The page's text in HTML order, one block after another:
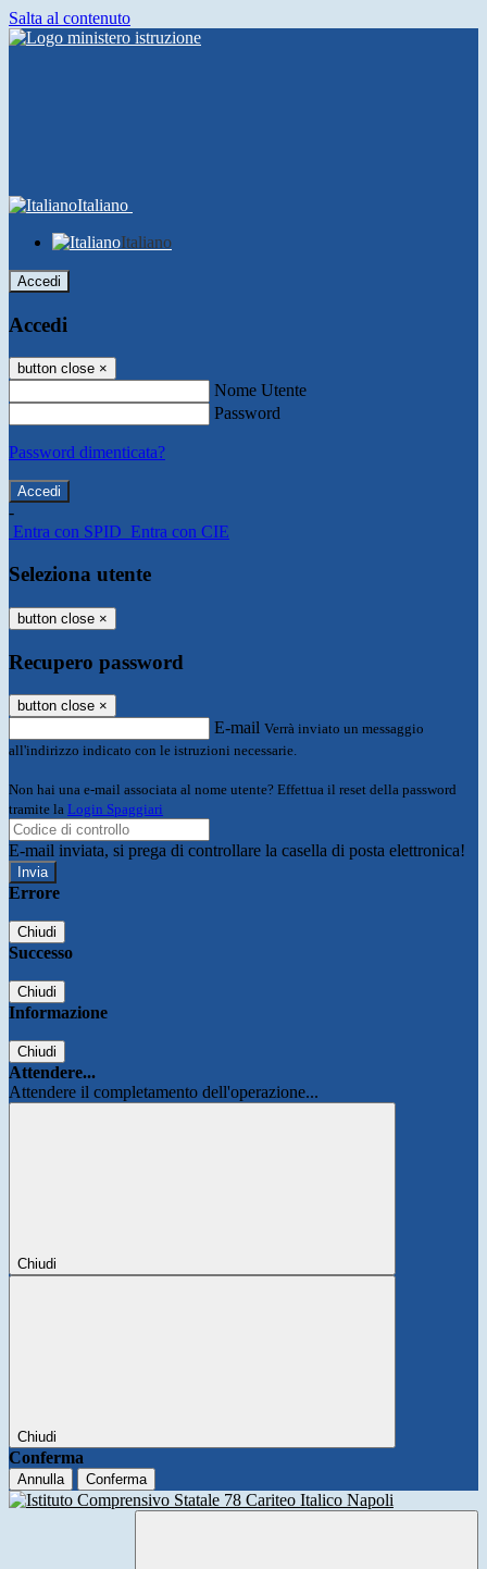
Salta al contenuto
Italiano
Italiano
Accedi
Accedi
button close ×
Nome Utente
Password
Password dimenticata?
-
Entra con SPID Entra con CIE
Seleziona utente
button close ×
Recupero password
button close ×
E-mail Verrà inviato un messaggio
all'indirizzo indicato con le istruzioni necessarie.
Non hai una e-mail associata al nome utente? Effettua il reset della password
tramite la Login Spaggiari
E-mail inviata, si prega di controllare la casella di posta elettronica!
Errore
Chiudi
Successo
Chiudi
Informazione
Chiudi
Attendere...
Attendere il completamento dell'operazione...
Chiudi
Chiudi
Conferma
Annulla Conferma